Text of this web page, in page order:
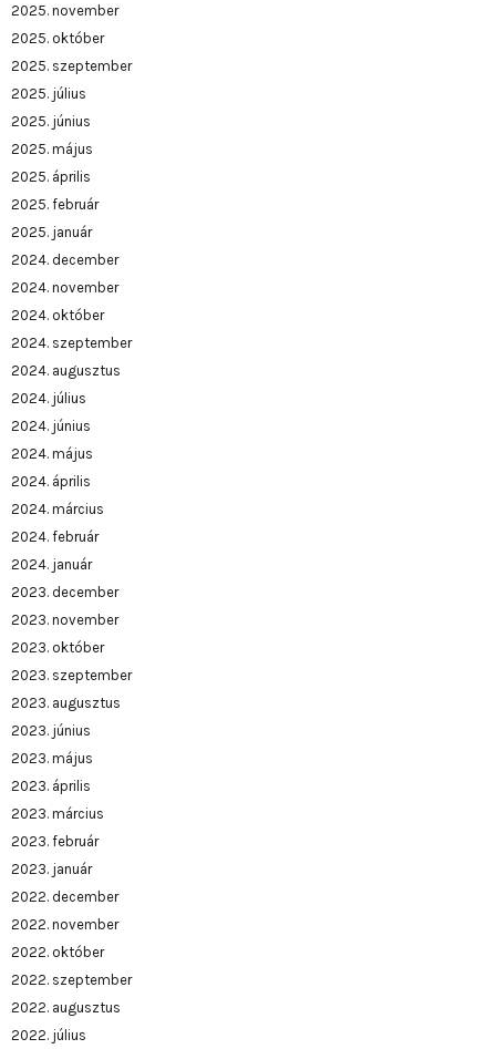
2025. november
2025. október
2025. szeptember
2025. július
2025. június
2025. május
2025. április
2025. február
2025. január
2024. december
2024. november
2024. október
2024. szeptember
2024. augusztus
2024. július
2024. június
2024. május
2024. április
2024. március
2024. február
2024. január
2023. december
2023. november
2023. október
2023. szeptember
2023. augusztus
2023. június
2023. május
2023. április
2023. március
2023. február
2023. január
2022. december
2022. november
2022. október
2022. szeptember
2022. augusztus
2022. július